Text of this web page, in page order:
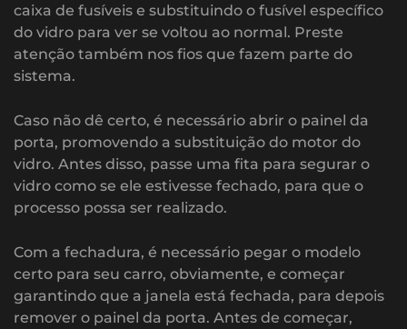
caixa de fusíveis e substituindo o fusível específico
do vidro para ver se voltou ao normal. Preste
atenção também nos fios que fazem parte do
sistema.
Caso não dê certo, é necessário abrir o painel da
porta, promovendo a substituição do motor do
vidro. Antes disso, passe uma fita para segurar o
vidro como se ele estivesse fechado, para que o
processo possa ser realizado.
Com a fechadura, é necessário pegar o modelo
certo para seu carro, obviamente, e começar
garantindo que a janela está fechada, para depois
remover o painel da porta. Antes de começar,